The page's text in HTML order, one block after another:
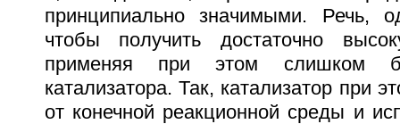
принципиально значимыми. Речь,
чтобы получить достаточно
применяя при этом слишком
катализатора. Так, катализатор при
от конечной реакционной среды и